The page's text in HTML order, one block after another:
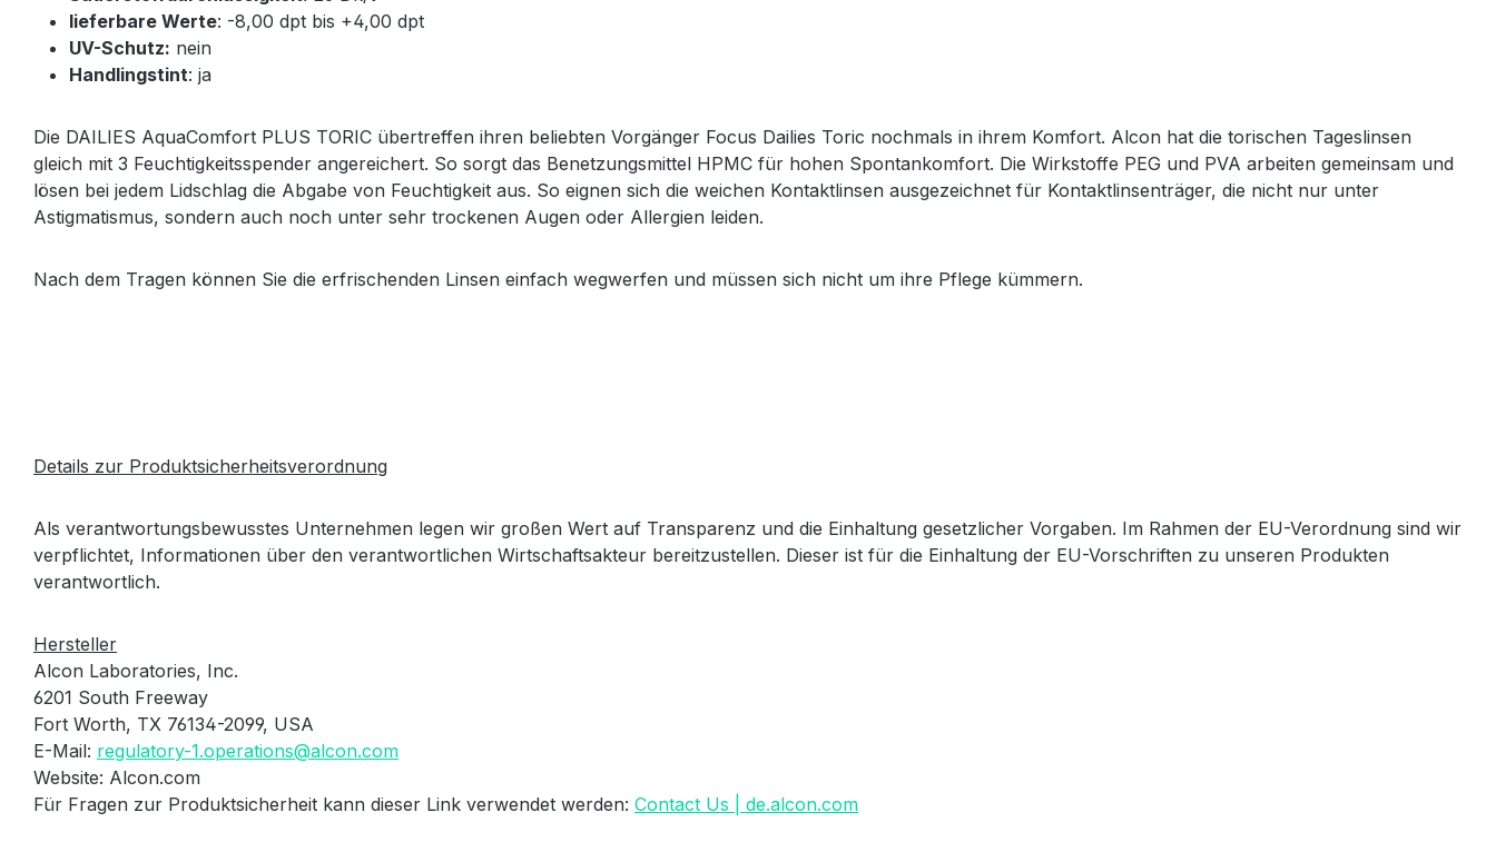
lieferbare Werte: -8,00 dpt bis +4,00 dpt
UV-Schutz: nein
Handlingstint: ja
Die DAILIES AquaComfort PLUS TORIC übertreffen ihren beliebten Vorgänger Focus Dailies Toric nochmals in ihrem Komfort. Alcon hat die torischen Tageslinsen
gleich mit 3 Feuchtigkeitsspender angereichert. So sorgt das Benetzungsmittel HPMC für hohen Spontankomfort. Die Wirkstoffe PEG und PVA arbeiten gemeinsam und
lösen bei jedem Lidschlag die Abgabe von Feuchtigkeit aus. So eignen sich die weichen Kontaktlinsen ausgezeichnet für Kontaktlinsenträger, die nicht nur unter
Astigmatismus, sondern auch noch unter sehr trockenen Augen oder Allergien leiden.
Nach dem Tragen können Sie die erfrischenden Linsen einfach wegwerfen und müssen sich nicht um ihre Pflege kümmern.
Details zur Produktsicherheitsverordnung
Als verantwortungsbewusstes Unternehmen legen wir großen Wert auf Transparenz und die Einhaltung gesetzlicher Vorgaben. Im Rahmen der EU-Verordnung sind wir
verpflichtet, Informationen über den verantwortlichen Wirtschaftsakteur bereitzustellen. Dieser ist für die Einhaltung der EU-Vorschriften zu unseren Produkten
verantwortlich.
Hersteller
Alcon Laboratories, Inc.
6201 South Freeway
Fort Worth, TX 76134-2099, USA
E-Mail: regulatory-1.operations@alcon.com
Website: Alcon.com
Für Fragen zur Produktsicherheit kann dieser Link verwendet werden: Contact Us | de.alcon.com